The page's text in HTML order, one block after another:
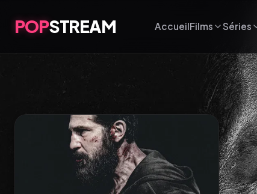
POPSTREAM AccueilFilms Séries